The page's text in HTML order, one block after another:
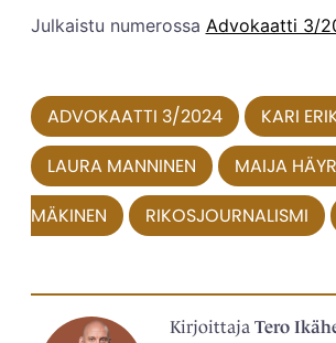
Julkaistu numerossa Advokaatti 3/
ADVOKAATTI 3/2024
KARI
LAURA MANNINEN
MAIJA
MÄKINEN
RIKOSJOURNALISMI
Kirjoittaja Tero